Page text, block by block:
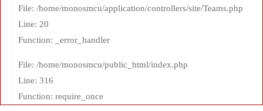
File: /home/monosmcu/application/controllers/site/Teams.php
Line: 20
Function: _error_handler
File: /home/monosmcu/public_html/index.php
Line: 316
Function: require_once